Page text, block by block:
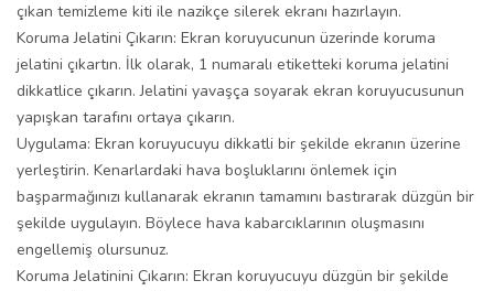
çıkan temizleme kiti ile nazikçe silerek ekranı hazırlayın.
Koruma Jelatini Çıkarın: Ekran koruyucunun üzerinde koruma
jelatini çıkartın. İlk olarak, 1 numaralı etiketteki koruma jelatini
dikkatlice çıkarın. Jelatini yavaşça soyarak ekran koruyucusunun
yapışkan tarafını ortaya çıkarın.
Uygulama: Ekran koruyucuyu dikkatli bir şekilde ekranın üzerine
yerleştirin. Kenarlardaki hava boşluklarını önlemek için
başparmağınızı kullanarak ekranın tamamını bastırarak düzgün bir
şekilde uygulayın. Böylece hava kabarcıklarının oluşmasını
engellemiş olursunuz.
Koruma Jelatinini Çıkarın: Ekran koruyucuyu düzgün bir şekilde